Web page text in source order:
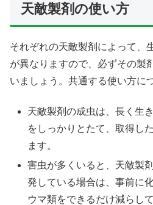
天敵製剤の使い方
それぞれの天敵製剤によって、
が異なりますので、必ずその製
いましょう。共通する使い方に
天敵製剤の成虫は、長く生
をしっかりとたて、取得し
ます。
害虫が多くいると、天敵製
発している場合は、事前に
ウマ類をできるだけ減らし